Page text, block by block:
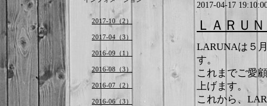
2017-04-17
ＬＡＲＵ
LARUNAは５
す。
これまでご愛
上げます。
これから、
2017-10（2）
2017-04（3）
2016-09（1）
2016-08（3）
2016-07（2）
2016-06（3）